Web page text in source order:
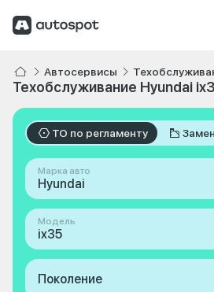
Автосервисы
Техобслуживание Hyundai
ТО по регламенту
Марка авто
Hyundai
Модель
ix35
Поколение